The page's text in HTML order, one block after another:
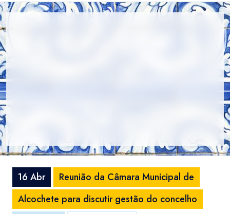
16 Abr
Reunião da Câmara Municipal de
Alcochete para discutir gestão do concelho